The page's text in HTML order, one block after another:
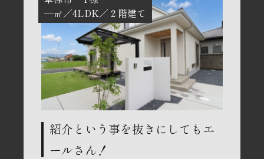
―㎡
4LDK ２階建て
紹介という事を抜きにしてもエ
ールさん！